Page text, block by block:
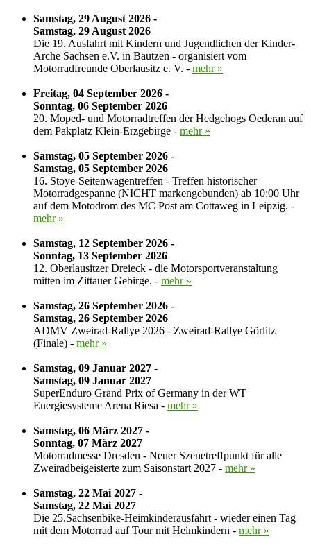
Samstag, 29 August 2026 -
Samstag, 29 August 2026
Die 19. Ausfahrt mit Kindern und Jugendlichen der Kinder-
Arche Sachsen e.V. in Bautzen - organisiert vom
Motorradfreunde Oberlausitz e. V. - mehr »
Freitag, 04 September 2026 -
Sonntag, 06 September 2026
20. Moped- und Motorradtreffen der Hedgehogs Oederan auf
dem Pakplatz Klein-Erzgebirge - mehr »
Samstag, 05 September 2026 -
Samstag, 05 September 2026
16. Stoye-Seitenwagentreffen - Treffen historischer
Motorradgespanne (NICHT markengebunden) ab 10:00 Uhr
auf dem Motodrom des MC Post am Cottaweg in Leipzig. -
mehr »
Samstag, 12 September 2026 -
Sonntag, 13 September 2026
12. Oberlausitzer Dreieck - die Motorsportveranstaltung
mitten im Zittauer Gebirge. - mehr »
Samstag, 26 September 2026 -
Samstag, 26 September 2026
ADMV Zweirad-Rallye 2026 - Zweirad-Rallye Görlitz
(Finale) - mehr »
Samstag, 09 Januar 2027 -
Samstag, 09 Januar 2027
SuperEnduro Grand Prix of Germany in der WT
Energiesysteme Arena Riesa - mehr »
Samstag, 06 März 2027 -
Sonntag, 07 März 2027
Motorradmesse Dresden - Neuer Szenetreffpunkt für alle
Zweiradbeigeisterte zum Saisonstart 2027 - mehr »
Samstag, 22 Mai 2027 -
Samstag, 22 Mai 2027
Die 25.Sachsenbike-Heimkinderausfahrt - wieder einen Tag
mit dem Motorrad auf Tour mit Heimkindern - mehr »